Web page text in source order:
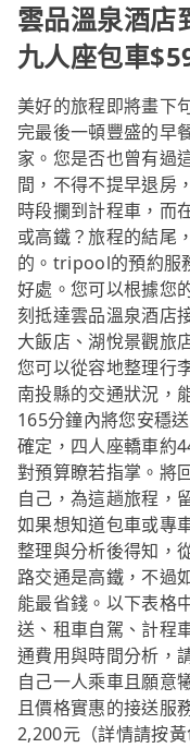
雲品溫泉酒店
九人座包車
美好的旅程即將畫下
完最後一頓豐盛的早
家。您是否也曾有過
間，不得不提早退房
時段攔到計程車，而
或高鐵？旅程的結尾
的。tripool的預約服
好處。您可以根據您
刻抵達雲品溫泉酒店
大飯店、湖悅景觀旅
您可以從容地整理行
南投縣的交通狀況，
165分鐘內將您安穩
確定，四人座轎車約
對預算瞭若指掌。將
自己，為這趟旅程，
如果想知道包車或專
整理與分析後得知，
路交通是高鐵，不過
能最省錢。以下表格
送、租車自駕、計程
通費用與時間分析，
自己一人乘車且願意
且價格實惠的接送服
2,200元（詳情請按黃